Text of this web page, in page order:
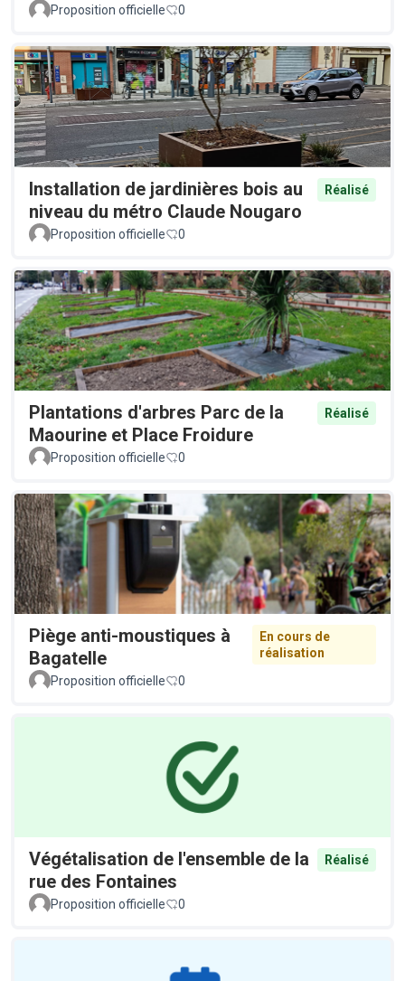
Proposition officielle 0
Installation de jardinières bois au
niveau du métro Claude Nougaro
Réalisé
Proposition officielle 0
Plantations d'arbres Parc de la
Maourine et Place Froidure
Réalisé
Proposition officielle 0
Piège anti-moustiques à
Bagatelle
En cours de
réalisation
Proposition officielle
0
Végétalisation de l'ensemble de la
rue des Fontaines
Réalisé
Proposition officielle 0